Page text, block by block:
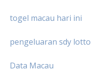
togel macau hari ini
pengeluaran sdy lotto
Data Macau